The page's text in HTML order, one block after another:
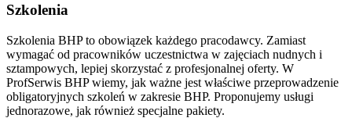
Szkolenia
Szkolenia BHP to obowiązek każdego pracodawcy. Zamiast
wymagać od pracowników uczestnictwa w zajęciach nudnych i
sztampowych, lepiej skorzystać z profesjonalnej oferty. W
ProfSerwis BHP wiemy, jak ważne jest właściwe przeprowadzenie
obligatoryjnych szkoleń w zakresie BHP. Proponujemy usługi
jednorazowe, jak również specjalne pakiety.